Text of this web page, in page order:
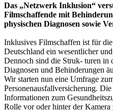
Das „Netzwerk Inklusion“
Filmschaffende mit
physischen Diagnosen sowie
Inklusives Filmschaffen ist für
Deutschland ein wesentlicher
Dennoch sind die Struk- turen in
Diagnosen und Behinderungen
Wir starten nun eine Umfrage
Personenausfallversicherung.
Informationen zum
Rolle vor oder hinter der Kamera